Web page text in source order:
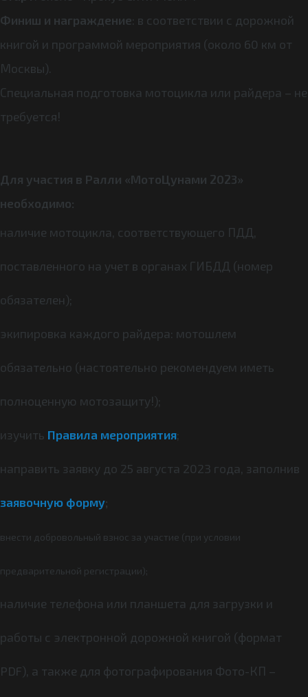
Финиш и награждение: в соответствии с дорожной
книгой и программой мероприятия (около 60 км от
Москвы).
Специальная подготовка мотоцикла или райдера – не
требуется!
Для участия в Ралли «МотоЦунами 2023»
необходимо:
наличие мотоцикла, соответствующего ПДД,
поставленного на учет в органах ГИБДД (номер
обязателен);
экипировка каждого райдера: мотошлем
обязательно (настоятельно рекомендуем иметь
полноценную мотозащиту!);
изучить Правила мероприятия;
направить заявку до 25 августа 2023 года, заполнив
заявочную форму;
внести добровольный взнос за участие (при условии
предварительной регистрации);
наличие телефона или планшета для загрузки и
работы с электронной дорожной книгой (формат
PDF), а также для фотографирования Фото-КП –